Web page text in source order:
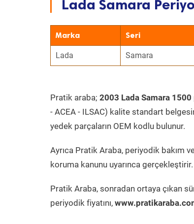
Lada Samara
Marka Seri
Lada Samara
Pratik araba; 2003 Lada Samara 1500
- ACEA - ILSAC) kalite standart
yedek parçaların OEM kodlu bulunur.
Ayrıca Pratik Araba, periyodik bakım
koruma kanunu uyarınca gerçekleştirir.
Pratik Araba, sonradan ortaya çıkan
periyodik fiyatını,